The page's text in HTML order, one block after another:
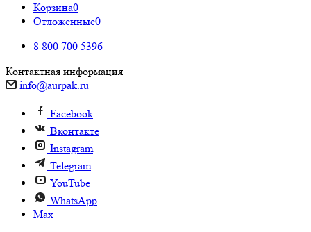
Корзина0
Отложенные0
8 800 700 5396
Контактная информация
info@aurpak.ru
Facebook
Вконтакте
Instagram
Telegram
YouTube
WhatsApp
Max